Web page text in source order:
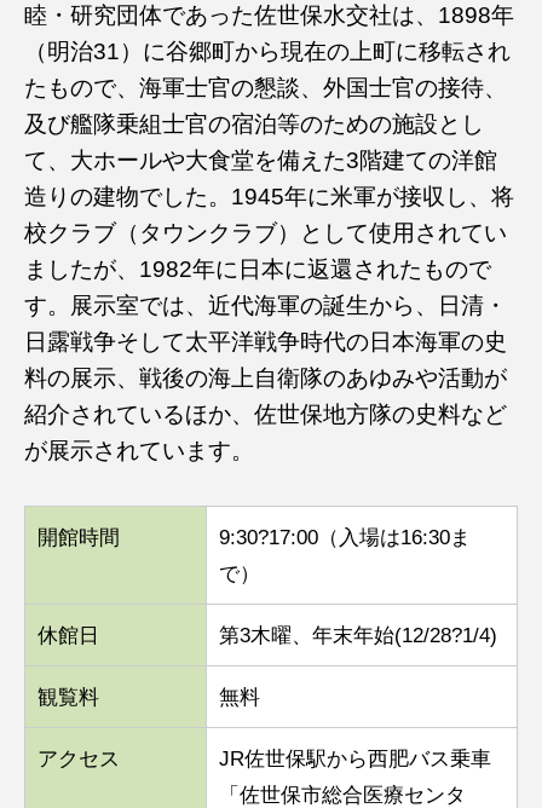
睦・研究団体であった佐世保水交社は、1898年
（明治31）に谷郷町から現在の上町に移転され
たもので、海軍士官の懇談、外国士官の接待、
及び艦隊乗組士官の宿泊等のための施設とし
て、大ホールや大食堂を備えた3階建ての洋館
造りの建物でした。1945年に米軍が接収し、将
校クラブ（タウンクラブ）として使用されてい
ましたが、1982年に日本に返還されたもので
す。展示室では、近代海軍の誕生から、日清・
日露戦争そして太平洋戦争時代の日本海軍の史
料の展示、戦後の海上自衛隊のあゆみや活動が
紹介されているほか、佐世保地方隊の史料など
が展示されています。
開館時間
9:30?17:00（入場は16:30ま
で）
休館日 第3木曜、年末年始(12/28?1/4)
観覧料 無料
アクセス
JR佐世保駅から西肥バス乗車
「佐世保市総合医療センタ